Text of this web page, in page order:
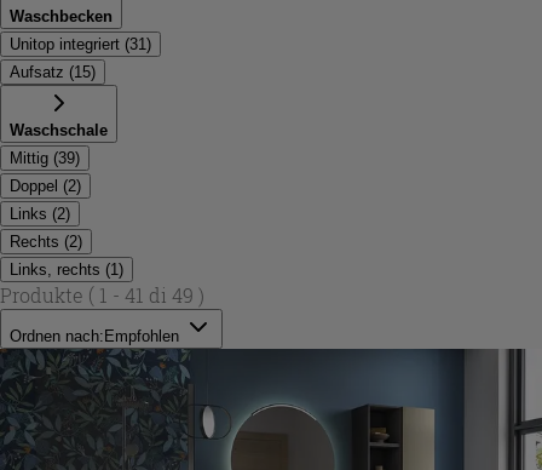
Waschbecken
Unitop integriert (31 )
Aufsatz (15)
Waschschale
Mittig (39)
Doppel (2)
Links (2)
Rechts (2)
Links, rechts (1 )
Produkte ( 1 - 41 di 49 )
Ordnen nach: Empfohlen